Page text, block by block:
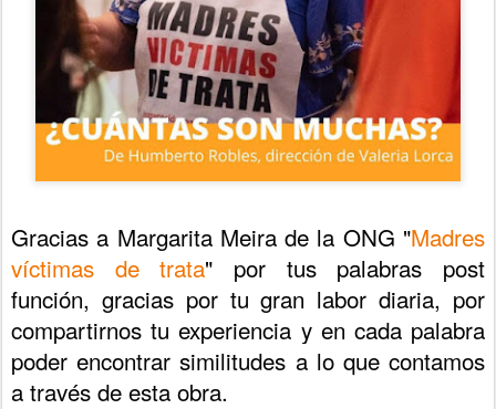
Gracias a Margarita Meira de la ONG "Madres
víctimas de trata" por tus palabras post
función, gracias por tu gran labor diaria, por
compartirnos tu experiencia y en cada palabra
poder encontrar similitudes a lo que contamos
a través de esta obra.